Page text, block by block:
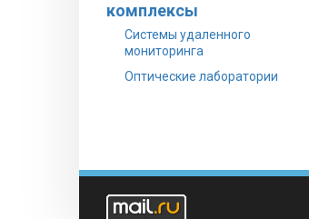
комплексы
Системы удаленного
мониторинга
Оптические лаборатории